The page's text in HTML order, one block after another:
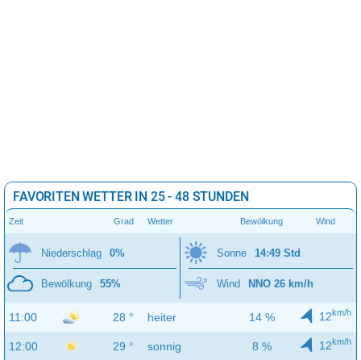
FAVORITEN WETTER IN 25 - 48 STUNDEN
Zeit Grad Wetter Bewölkung Wind
Niederschlag 0%
Bewölkung 55%
Sonne 14:49 Std
Wind NNO 26 km/h
11:00 28 ° heiter 14 % 12km/h
12:00 29 ° sonnig 8 % 12km/h